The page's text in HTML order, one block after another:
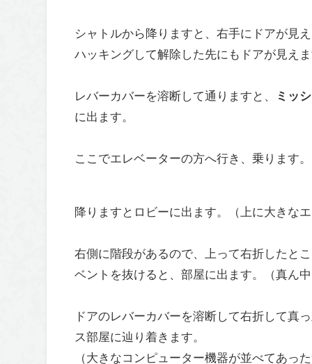
シャトルから降りますと、右手にドアが見え
ハッキングして解除した先にもドアが見えま
レバーカバーを溶断して通りますと、 ミッ
に出ます。
ここでエレベーターの方へ行き、乗ります。
降りますとロビーに出ます。（上に大きな
右側に階段があるので、上って右折したと
ベントを抜けると、部屋に出ます。（真ん
ドアのレバーカバーを溶断して右折して真
ス部屋に辿り着きます。
（大きなコンピューター機器が並べてあっ